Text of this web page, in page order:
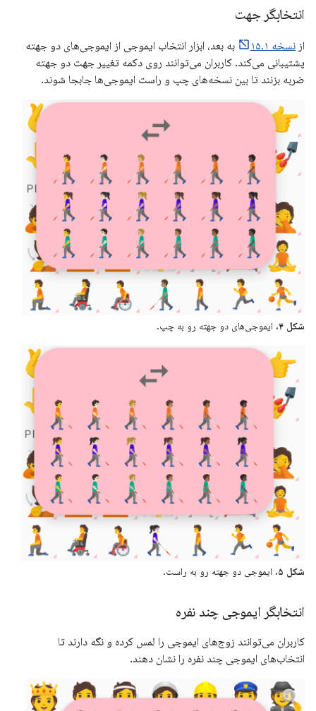
انتخابگر جهت
از نسخه ۱۵.۱
به بعد، ابزار انتخاب ایموجی از ایموجی‌های دو جهته
پشتیبانی می‌کند. کاربران می‌توانند روی دکمه تغییر جهت دو جهته
ضربه بزنند تا بین نسخه‌های چپ و راست ایموجی‌ها جابجا شوند.
شکل ۴. ایموجی‌های دو جهته رو به چپ.
شکل ۵. ایموجی دو جهته رو به راست.
انتخابگر ایموجی چند نفره
کاربران می‌توانند زوج‌های ایموجی را لمس کرده و نگه دارند تا
انتخاب‌های ایموجی چند نفره را نشان دهند.